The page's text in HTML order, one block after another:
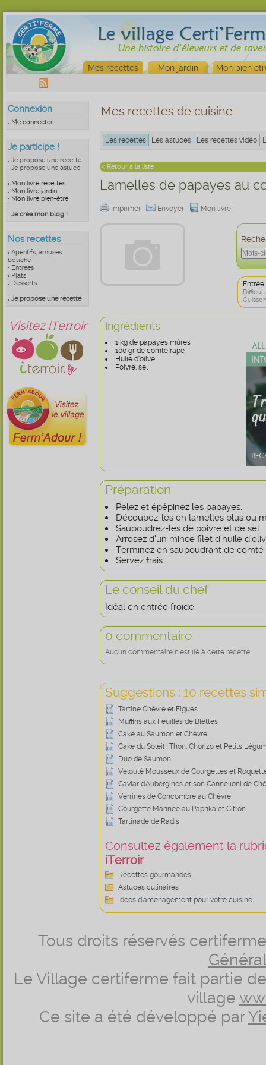
Mes recettes Mon jardin Mon bien
Connexion
Me connecter
Je participe !
Je propose une recette
Je propose une astuce
Mon livre recettes
Mon livre jardin
Mon livre bien-être
Je crée mon blog !
Nos recettes
Apéritifs, amuses
bouche
Entrées
Plats
Desserts
Je propose une recette
Visitez iTerroir
Mes recettes de cuisine
Les recettes Les astuces Les recettes vidéo
< Retour à la liste
Lamelles de papayes au
Imprimer Envoyer Mon livre
Entrée
Ingrédients
1 kg de papayes mûres
100 gr de comté râpé
Huile d’olive
Poivre, sel
Préparation
Pelez et épépinez les papayes.
Découpez-les en lamelles plus ou
Saupoudrez-les de poivre et de sel.
Arrosez d’un mince filet d’huile
Terminez en saupoudrant de comté
Servez frais.
Le conseil du chef
Idéal en entrée froide.
0 commentaire
Aucun commentaire n'est lié à cette recette
Suggestions : 10 recettes
Tartine Chèvre et Figues
Muffins aux Feuilles de Blettes
Cake au Saumon et Chèvre
Cake du Soleil : Thon, Chorizo et Petits
Duo de Saumon
Velouté Mousseux de Courgettes et
Caviar d'Aubergines et son Cannelloni de
Verrines de Concombre au Chèvre
Courgette Marinée au Paprika et Citron
Tartinade de Radis
Consultez également la
iTerroir
Recettes gourmandes
Astuces culinaires
Idées d’aménagement pour votre cuisine
Tous droits réservés
Le Village certiferme fait partie
village
Ce site a été développé par